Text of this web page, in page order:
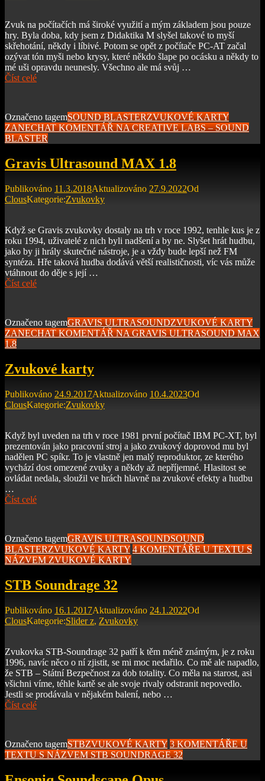
Zvuk na počítačích má široké využití a mým základem jsou pouze
hry. Byla doba, kdy jsem z Didaktika M slyšel takové to myší
skřehotání, někdy i líbivé. Potom se opět z počítače PC-AT začal
ozývat tón myši nebo krysy, které někdo šlape po ocásku a někdy to
mé uši opravdu neunesly. Všechno ale má svůj …
Číst celé
Označeno tagemSOUND BLASTERZVUKOVÉ KARTY
ZANECHAT KOMENTÁŘNA CREATIVE LABS – SOUND
BLASTER
Gravis Ultrasound MAX 1.8
Publikováno 11.3.2018Aktualizováno 27.9.2022Od
ClousKategorie:Zvukovky
Když se Gravis zvukovky dostaly na trh v roce 1992, tenhle kus je z
roku 1994, uživatelé z nich byli nadšení a by ne. Slyšet hrát hudbu,
jako by ji hrály skutečné nástroje, je a vždy bude lepší než FM
syntéza. Hře taková hudba dodává větší realističnosti, víc vás může
vtáhnout do děje s její …
Číst celé
Označeno tagemGRAVIS ULTRASOUNDZVUKOVÉ KARTY
ZANECHAT KOMENTÁŘNA GRAVIS ULTRASOUND MAX
1.8
Zvukové karty
Publikováno 24.9.2017Aktualizováno 10.4.2023Od
ClousKategorie:Zvukovky
Když byl uveden na trh v roce 1981 první počítač IBM PC-XT, byl
prezentován jako pracovní stroj a jako zvukový doprovod mu byl
nadělen PC spíkr. To je vlastně jen malý reproduktor, ze kterého
vychází dost omezené zvuky a někdy až nepříjemné. Hlasitost se
ovládat nedala, sloužil ve hrách hlavně na zvukové efekty a hudbu
…
Číst celé
Označeno tagemGRAVIS ULTRASOUNDSOUND
BLASTERZVUKOVÉ KARTY 4 KOMENTÁŘEU TEXTU S
NÁZVEM ZVUKOVÉ KARTY
STB Soundrage 32
Publikováno 16.1.2017Aktualizováno 24.1.2022Od
ClousKategorie:Slider z, Zvukovky
Zvukovka STB-Soundrage 32 patří k těm méně známým, je z roku
1996, navíc něco o ní zjistit, se mi moc nedařilo. Co mě ale napadlo,
že STB – Státní Bezpečnost za dob totality. Co měla na starost, asi
všichni víme, téhle kartě se ale svoje rivaly odstranit nepovedlo.
Jestli se prodávala v nějakém balení, nebo …
Číst celé
Označeno tagemSTBZVUKOVÉ KARTY 3 KOMENTÁŘEU
TEXTU S NÁZVEM STB SOUNDRAGE 32